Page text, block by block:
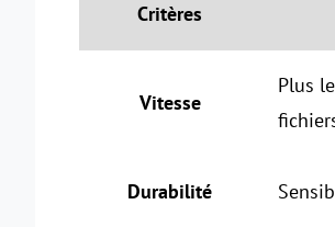
Critères
Vitesse
Plus
Durabilité